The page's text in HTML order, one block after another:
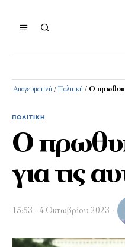
Απογευματινή / Πολιτική / Ο
ΠΟΛΙΤΙΚΉ
Ο
για τις
15:53 - 4 Οκτωβρίου 2023